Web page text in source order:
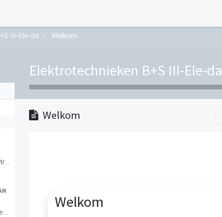
III-Ele-da Welkom
Elektrotechnieken B+S III-Ele-da
Welkom
Welkom